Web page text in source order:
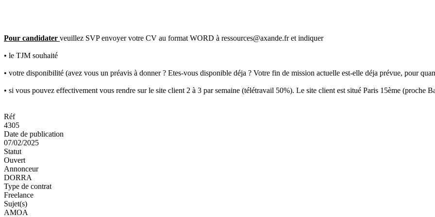
Pour candidater veuillez SVP envoyer votre CV au format WORD à ressources@axande.fr et indiquer
• le TJM souhaité
• votre disponibilité (avez vous un préavis à donner ? Etes-vous disponible déja ? Votre fin de mission actuelle est-elle déja prévue, pour
• si vous pouvez effectivement vous rendre sur le site client 2 à 3 par semaine (télétravail 50%). Le site client est situé Paris 15ème (proche
Réf
4305
Date de publication
07/02/2025
Statut
Ouvert
Annonceur
DORRA
Type de contrat
Freelance
Sujet(s)
AMOA